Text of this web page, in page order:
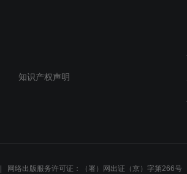
知识产权声明
网络出版服务许可证：（署）网出证（京）字第266号